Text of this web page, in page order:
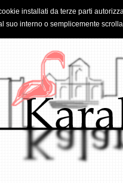
installati da terze parti
suo interno o semplicemente